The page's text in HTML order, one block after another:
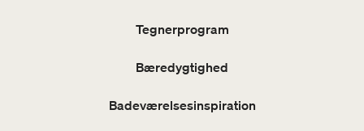
Tegnerprogram
Bæredygtighed
Badeværelsesinspiration